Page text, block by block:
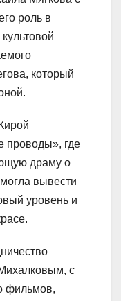
роль в
который
проводы», где
драму о
вывести
уровень и
с
фильмов,